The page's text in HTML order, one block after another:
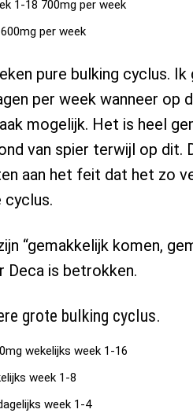
1-18 700mg per week
per week
pure bulking cyclus.
per week wanneer
mogelijk. Het is heel
van spier terwijl op dit.
aan het feit dat het zo
cyclus.
“gemakkelijk komen,
Deca is betrokken.
grote bulking cyclus.
wekelijks week 1-16
week 1-8
week 1-4